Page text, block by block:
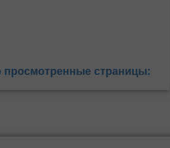
просмотренные страницы: